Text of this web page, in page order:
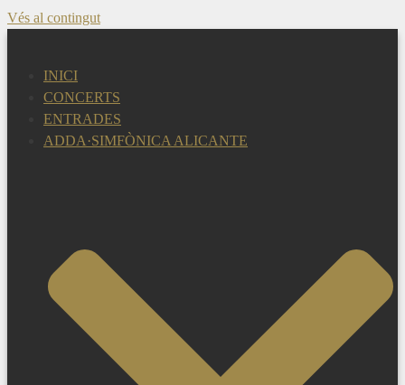
Vés al contingut
INICI
CONCERTS
ENTRADES
ADDA·SIMFÒNICA ALICANTE